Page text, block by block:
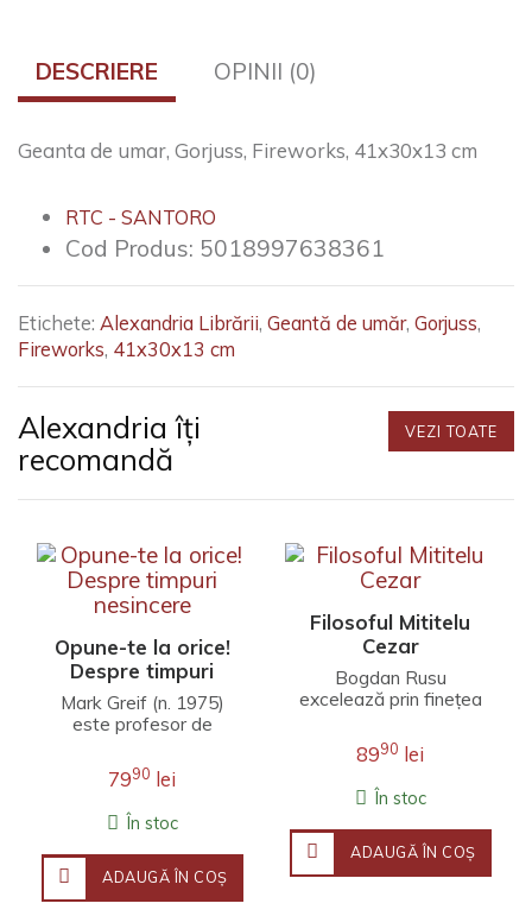
DESCRIERE OPINII (0)
Geanta de umar, Gorjuss, Fireworks, 41x30x13 cm
RTC - SANTORO
Cod Produs: 5018997638361
Etichete: Alexandria Librării, Geantă de umăr, Gorjuss,
Fireworks, 41x30x13 cm
Alexandria îți
recomandă
VEZI TOATE
Opune-te la orice!
Despre timpuri
nesincere
Mark Greif (n. 1975)
este profesor de
Universitatea Stanford.
Fineţea observaţ..
7990 lei
În stoc
ADAUGĂ ÎN COŞ
Filosoful Mititelu
Cezar
Bogdan Rusu
excelează prin finețea
îmbină erudiția
filosofică, investigația j..
8990 lei
În stoc
ADAUGĂ ÎN COŞ